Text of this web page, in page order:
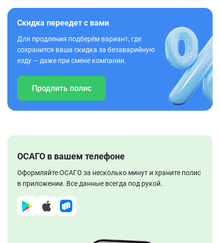
Скидка переедет с вами
Для продления подберём вариант, где
сохранится ваша скидка за безаварийную
езду — даже при смене компании.
Продлить полис
ОСАГО в вашем телефоне
Оформляйте ОСАГО за несколько минут и храните полис
в приложении. Все данные всегда под рукой.